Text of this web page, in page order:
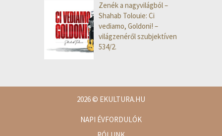
Zenék a nagyvilágból –
Shahab Tolouie: Ci
vediamo, Goldoni! –
világzenéről szubjektíven
534/2.
2026© EKULTURA.HU
NAPI ÉVFORDULÓK